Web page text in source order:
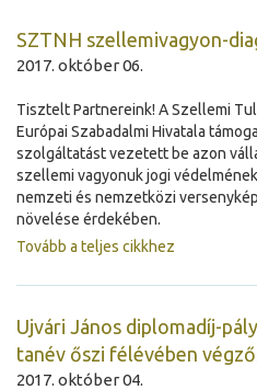
SZTNH szellemivagyon-
2017. október 06.
Tisztelt Partnereink! A Szellemi
Európai Szabadalmi Hivatala
szolgáltatást vezetett be azon
szellemi vagyonuk jogi
nemzeti és nemzetközi
növelése érdekében.
Tovább a teljes cikkhez
Ujvári János diplomadíj-
tanév őszi félévében
2017. október 04.